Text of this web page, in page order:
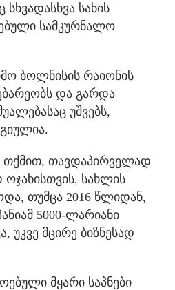
სახის
სამკურნალო
ბოლნისის რაიონის
და გარდა
უშვებს,
თქმით, თავდაპირველად
სახლის
თუმცა 2016 წლიდან,
5000-ლარიანი
უკვე მცირე ბიზნესად
მყარი საპნები